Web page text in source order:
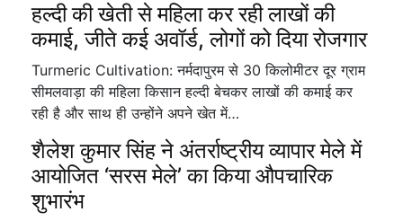
हल्दी की खेती से महिला कर रही लाखों की
कमाई, जीते कई अवॉर्ड, लोगों को दिया रोजगार
Turmeric Cultivation: नर्मदापुरम से 30 किलोमीटर दूर ग्राम
सीमलवाड़ा की महिला किसान हल्दी बेचकर लाखों की कमाई कर
रही है और साथ ही उन्होंने अपने खेत में…
शैलेश कुमार सिंह ने अंतर्राष्ट्रीय व्यापार मेले में
आयोजित ‘सरस मेले’ का किया औपचारिक
शुभारंभ